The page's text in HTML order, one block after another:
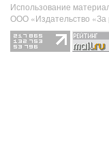
Использование
ООО «Издательство «За